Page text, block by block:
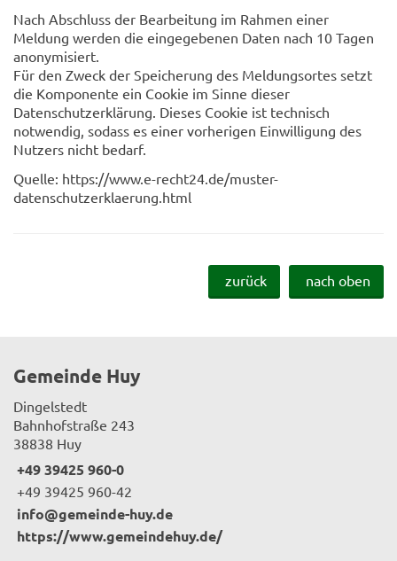
Nach Abschluss der Bearbeitung im Rahmen einer
Meldung werden die eingegebenen Daten nach 10 Tagen
anonymisiert.
Für den Zweck der Speicherung des Meldungsortes setzt
die Komponente ein Cookie im Sinne dieser
Datenschutzerklärung. Dieses Cookie ist technisch
notwendig, sodass es einer vorherigen Einwilligung des
Nutzers nicht bedarf.
Quelle: https://www.e-recht24.de/muster-
datenschutzerklaerung.html
zurück nach oben
Gemeinde Huy
Dingelstedt
Bahnhofstraße 243
38838 Huy
+49 39425 960-0
+49 39425 960-42
info@gemeinde-huy.de
https://www.gemeindehuy.de/